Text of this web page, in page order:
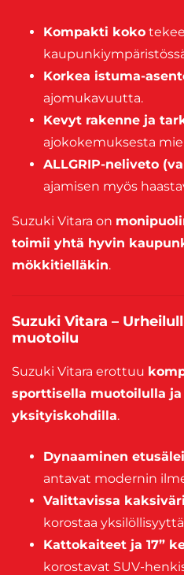
Kompakti koko
Korkea istuma-
ajomukavuutta.
Kevyt rakenne ja
ajokokemuksesta
ALLGRIP-neliveto
ajamisen myös
Suzuki Vitara on
toimii yhtä hyvin
mökkitielläkin.
Suzuki Vitara –
muotoilu
Suzuki Vitara erottuu
sporttisella muotoilulla
yksityiskohdilla.
Dynaaminen
antavat modernin
Valittavissa
korostaa
Kattokaiteet ja 17”
korostavat SUV-